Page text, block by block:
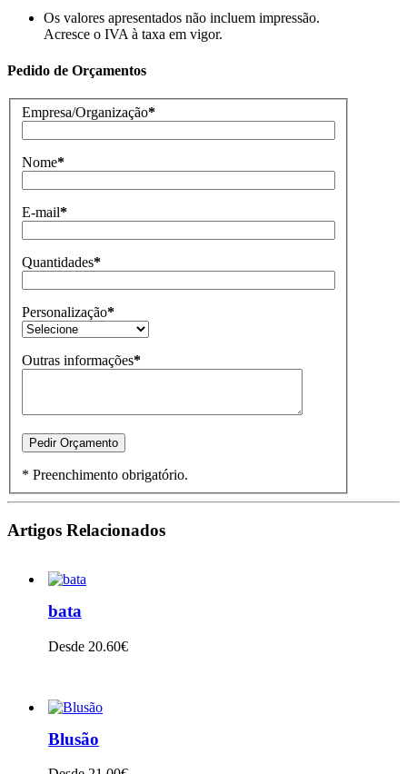
Os valores apresentados não incluem impressão.
Acresce o IVA à taxa em vigor.
Pedido de Orçamentos
Empresa/Organização*
Nome*
E-mail*
Quantidades*
Personalização*
Outras informações*
* Preenchimento obrigatório.
Artigos Relacionados
bata
Desde 20.60€
Blusão